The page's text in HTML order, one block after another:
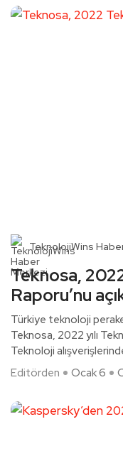
TeknolojiWins
Teknosa,
Raporu’nu
Türkiye teknoloji
Teknosa, 2022 yılı
Teknoloji
Editörden
Ocak 6